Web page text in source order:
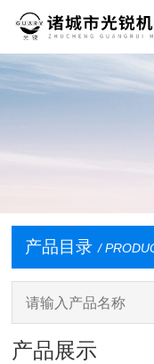
产品目录 /
产品展示